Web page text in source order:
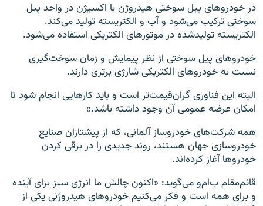
در خودروهای پیل سوختی هیدروژن با اکسیژن در واحد پیل
سوختی ترکیب می‌شود و آب و الکتریسته تولید می‌کند.
الکتریسته تولیدشده در موتورهای الکتریکی استفاده‌ می‌شود.
خودروهای پیل سوختی از نظر پیمایش و زمان سوخت‌گیری
نسبت به خودروهای الکتریکی شارژی برتری دارند.
البته این فناوری گران‌قیمت‌تر است و باید کارهایی انجام شود تا
امکان عرضه عمومی آن وجود داشته باشد.»
همه شرکت‌های خودروساز آلمانی، که از پیشتازان صنایع
خودروسازی جهان هستند، روند جدیدی را در برقی کردن
خودروها آغاز کرده‌اند.
قائم‌مقام ب‌ام‌و می‌گوید: «اکنون چالش ما انرژی سبز برای آینده
و برای همه است و فکر می‌کنیم خودروهای هیدروژنی یکی از